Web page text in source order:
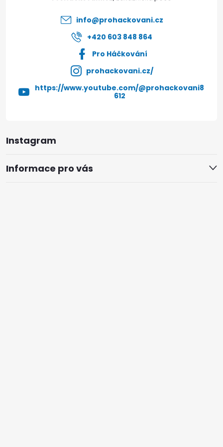
Instagram
Informace pro vás
info@prohackovani.cz
+420 603 848 864
Pro Háčkování
prohackovani.cz/
https://www.youtube.com/@prohackovani8
612